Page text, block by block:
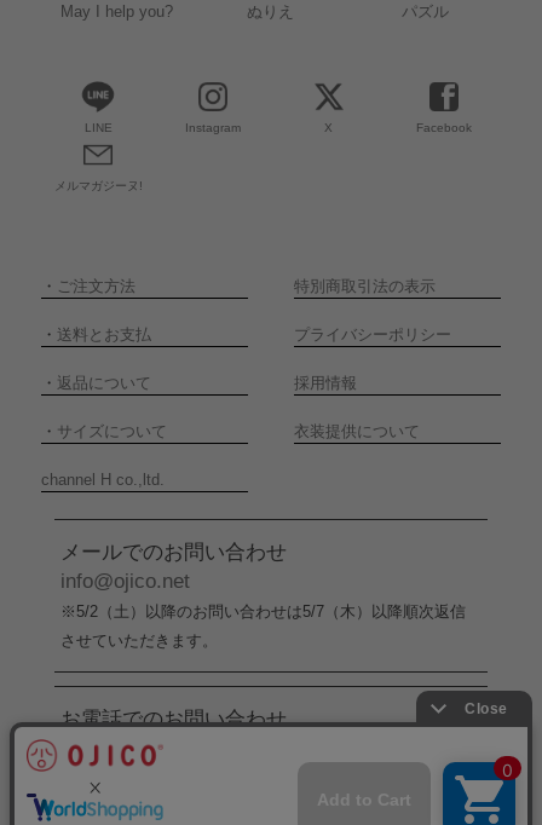
May I help you? ぬりえ パズル
LINE Instagram X Facebook
メルマガジーヌ!
・ ご注文方法 特別商取引法の表示
・ 送料とお支払 プライバシーポリシー
・ 返品について 採用情報
・ サイズについて 衣装提供について
channel H co.,ltd.
メールでのお問い合わせ
info@ojico.net
※5/2（土）以降のお問い合わせは5/7（木）以降順次返信
させていただきます。
お電話でのお問い合わせ
076-246-5050
※5/2（土）から5/6（水）までの間はお電話でのお問い合
わせ受付をお休みさせていただきます。